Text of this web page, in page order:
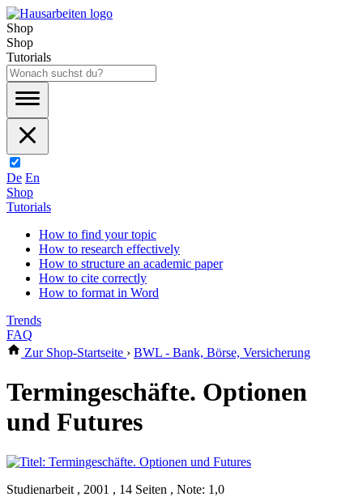
Shop
Shop
Tutorials
De En
Shop
Tutorials
How to find your topic
How to research effectively
How to structure an academic paper
How to cite correctly
How to format in Word
Trends
FAQ
Zur Shop-Startseite › BWL - Bank, Börse, Versicherung
Termingeschäfte. Optionen
und Futures
Studienarbeit , 2001 , 14 Seiten , Note: 1,0